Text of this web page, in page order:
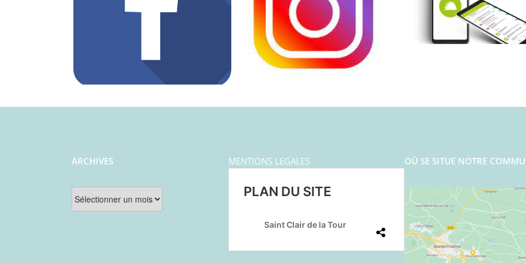
ARCHIVES
Archives
MENTIONS LEGALES OÙ SE SITUE NOTRE